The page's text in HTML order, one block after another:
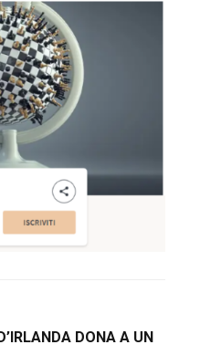
DONA A UN